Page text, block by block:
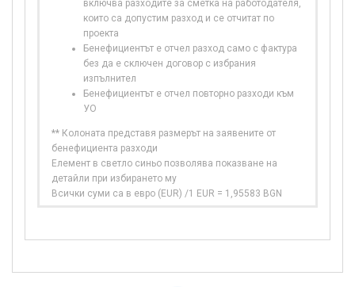
включва разходите за сметка на работодателя,
които са допустим разход и се отчитат по
проекта
Бенефициентът е отчел разход само с фактура
без да е сключен договор с избрания
изпълнител
Бенефициентът е отчел повторно разходи към
УО
** Колоната представя размерът на заявените от
бенефициента разходи
Елемент в светло синьо позволява показване на
детайли при избирането му
Всички суми са в евро (EUR) /1 EUR = 1,95583 BGN